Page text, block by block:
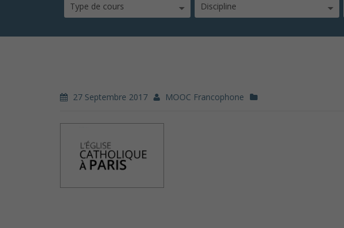
Type de cours Discipline
27 Septembre 2017 MOOC Francophone